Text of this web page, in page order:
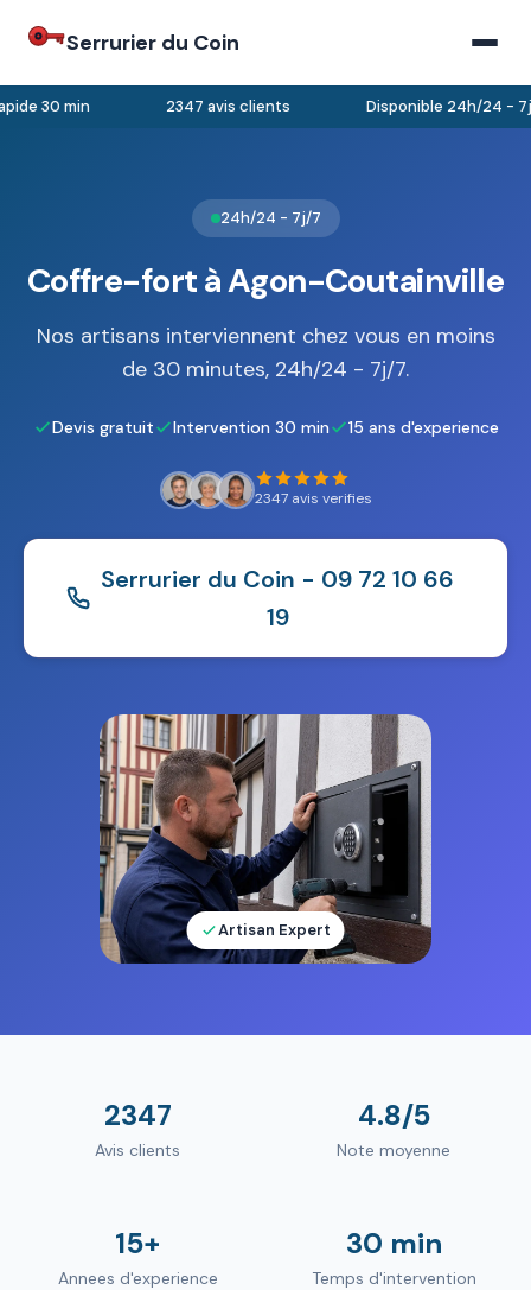
Serrurier du Coin
30 min 2347 avis clients Disponible 24h/24 - 7j/
24h/24 - 7j/7
Coffre-fort à Agon-Coutainville
Nos artisans interviennent chez vous en moins
de 30 minutes, 24h/24 - 7j/7.
Devis gratuit Intervention 30 min 15 ans d'experience
2347 avis verifies
Serrurier du Coin - 09 72 10 66
19
Artisan Expert
2347
Avis clients
4.8/5
Note moyenne
15+
Annees d'experience
30 min
Temps d'intervention